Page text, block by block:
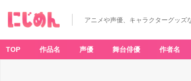
アニメや声優、キャラクターグッズ
TOP 作品名 声優 舞台俳優 作者名